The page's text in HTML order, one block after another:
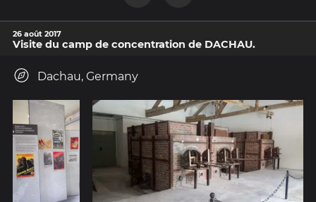
26 août 2017
Visite du camp de concentration de DACHAU.
Dachau, Germany